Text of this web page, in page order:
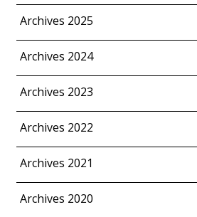
Archives 2025
Archives 2024
Archives 2023
Archives 2022
Archives 2021
Archives 2020